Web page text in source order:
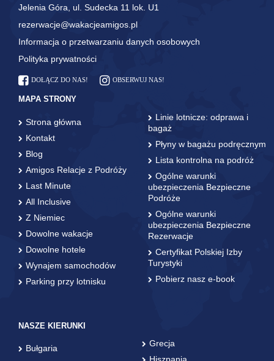
Jelenia Góra, ul. Sudecka 11 lok. U1
rezerwacje@wakacjeamigos.pl
Informacja o przetwarzaniu danych osobowych
Polityka prywatności
DOŁĄCZ DO NAS! OBSERWUJ NAS!
MAPA STRONY
Strona główna
Kontakt
Blog
Amigos Relacje z Podróży
Last Minute
All Inclusive
Z Niemiec
Dowolne wakacje
Dowolne hotele
Wynajem samochodów
Parking przy lotnisku
Linie lotnicze: odprawa i
bagaż
Płyny w bagażu podręcznym
Lista kontrolna na podróż
Ogólne warunki
ubezpieczenia Bezpieczne
Podróże
Ogólne warunki
ubezpieczenia Bezpieczne
Rezerwacje
Certyfikat Polskiej Izby
Turystyki
Pobierz nasz e-book
NASZE KIERUNKI
Bułgaria
Grecja